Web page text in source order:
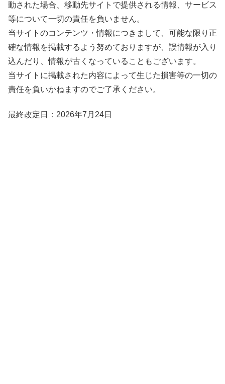
動された場合、移動先サイトで提供される情報、サービス
等について一切の責任を負いません。
当サイトのコンテンツ・情報につきまして、可能な限り正
確な情報を掲載するよう努めておりますが、誤情報が入り
込んだり、情報が古くなっていることもございます。
当サイトに掲載された内容によって生じた損害等の一切の
責任を負いかねますのでご了承ください。
最終改定日：2026年7月24日